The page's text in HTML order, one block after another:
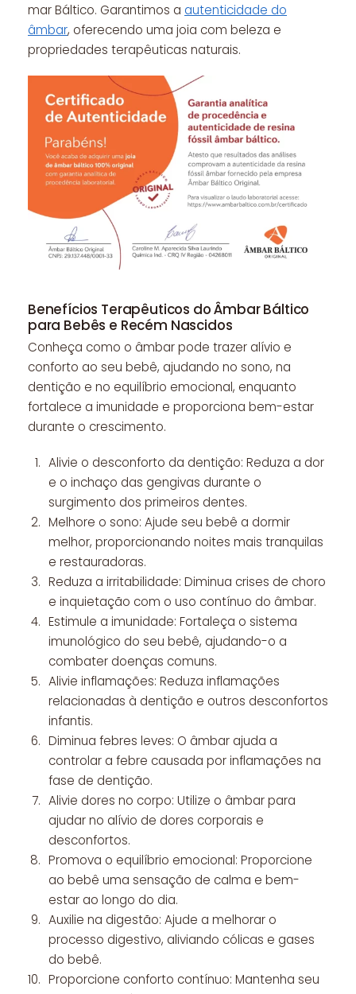
mar Báltico. Garantimos a autenticidade do
âmbar, oferecendo uma joia com beleza e
propriedades terapêuticas naturais.
Benefícios Terapêuticos do Âmbar Báltico
para Bebês e Recém Nascidos
Conheça como o âmbar pode trazer alívio e
conforto ao seu bebê, ajudando no sono, na
dentição e no equilíbrio emocional, enquanto
fortalece a imunidade e proporciona bem-estar
durante o crescimento.
Alivie o desconforto da dentição: Reduza a dor
e o inchaço das gengivas durante o
surgimento dos primeiros dentes.
Melhore o sono: Ajude seu bebê a dormir
melhor, proporcionando noites mais tranquilas
e restauradoras.
Reduza a irritabilidade: Diminua crises de choro
e inquietação com o uso contínuo do âmbar.
Estimule a imunidade: Fortaleça o sistema
imunológico do seu bebê, ajudando-o a
combater doenças comuns.
Alivie inflamações: Reduza inflamações
relacionadas à dentição e outros desconfortos
infantis.
Diminua febres leves: O âmbar ajuda a
controlar a febre causada por inflamações na
fase de dentição.
Alivie dores no corpo: Utilize o âmbar para
ajudar no alívio de dores corporais e
desconfortos.
Promova o equilíbrio emocional: Proporcione
ao bebê uma sensação de calma e bem-
estar ao longo do dia.
Auxilie na digestão: Ajude a melhorar o
processo digestivo, aliviando cólicas e gases
do bebê.
Proporcione conforto contínuo: Mantenha seu